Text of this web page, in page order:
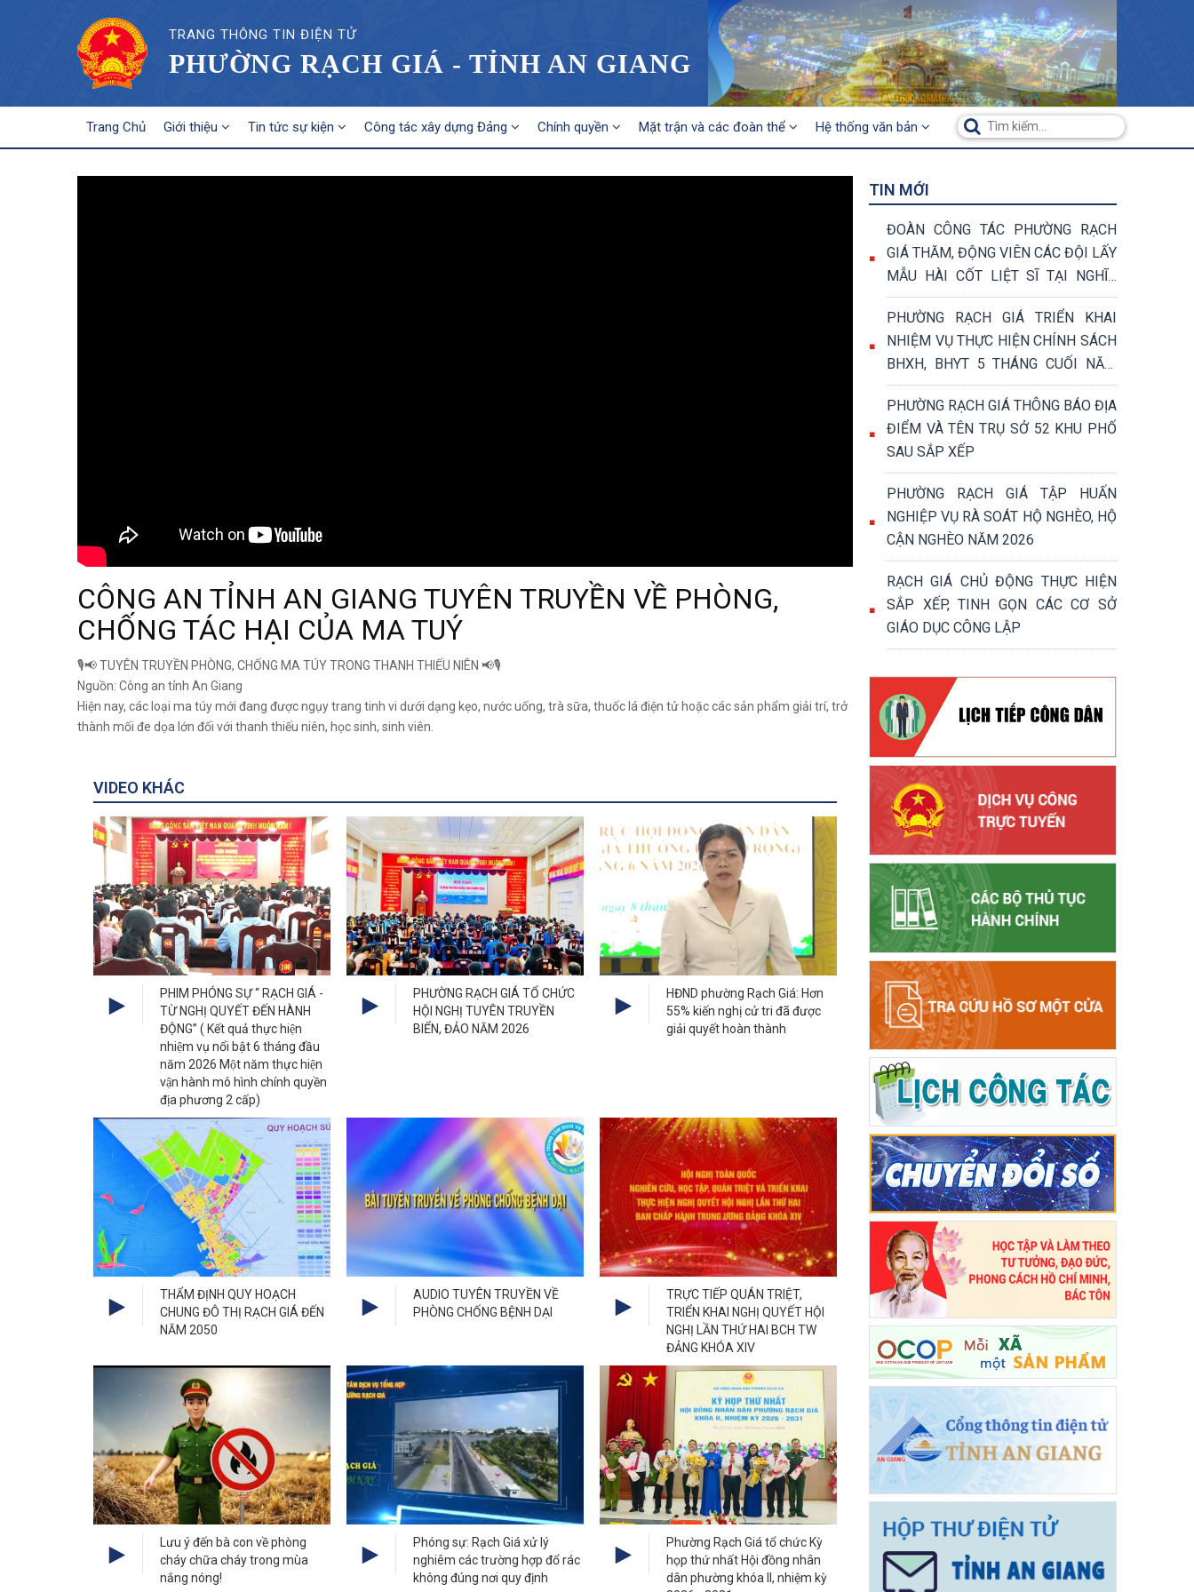
TRANG THÔNG TIN ĐIỆN TỬ
PHƯỜNG RẠCH GIÁ - TỈNH AN GIANG
NAVIGATION
Trang Chủ Giới thiệu Tin tức sự kiện Công tác xây dựng Đảng Chính quyền Mặt trận và các đoàn thể Hệ thống văn bản
CÔNG AN TỈNH AN GIANG TUYÊN TRUYỀN VỀ PHÒNG,
CHỐNG TÁC HẠI CỦA MA TUÝ
🎙️📢 TUYÊN TRUYỀN PHÒNG, CHỐNG MA TÚY TRONG THANH THIẾU NIÊN 📢🎙️
Nguồn: Công an tỉnh An Giang
Hiện nay, các loại ma túy mới đang được ngụy trang tinh vi dưới dạng kẹo, nước uống, trà sữa, thuốc lá điện tử hoặc các sản phẩm giải trí, trở
thành mối đe dọa lớn đối với thanh thiếu niên, học sinh, sinh viên.
VIDEO KHÁC
PHIM PHÓNG SỰ “ RẠCH GIÁ -
TỪ NGHỊ QUYẾT ĐẾN HÀNH
ĐỘNG” ( Kết quả thực hiện
nhiệm vụ nổi bật 6 tháng đầu
năm 2026 Một năm thực hiện
vận hành mô hình chính quyền
địa phương 2 cấp)
PHƯỜNG RẠCH GIÁ TỔ CHỨC
HỘI NGHỊ TUYÊN TRUYỀN
BIỂN, ĐẢO NĂM 2026
HĐND phường Rạch Giá: Hơn
55% kiến nghị cử tri đã được
giải quyết hoàn thành
THẨM ĐỊNH QUY HOẠCH
CHUNG ĐÔ THỊ RẠCH GIÁ ĐẾN
NĂM 2050
AUDIO TUYÊN TRUYỀN VỀ
PHÒNG CHỐNG BỆNH DẠI
TRỰC TIẾP QUÁN TRIỆT,
TRIỂN KHAI NGHỊ QUYẾT HỘI
NGHỊ LẦN THỨ HAI BCH TW
ĐẢNG KHÓA XIV
Lưu ý đến bà con về phòng
cháy chữa cháy trong mùa
nắng nóng!
Phóng sự: Rạch Giá xử lý
nghiêm các trường hợp đổ rác
không đúng nơi quy định
Phường Rạch Giá tổ chức Kỳ
họp thứ nhất Hội đồng nhân
dân phường khóa II, nhiệm kỳ
TIN MỚI
ĐOÀN CÔNG TÁC PHƯỜNG RẠCH
GIÁ THĂM, ĐỘNG VIÊN CÁC ĐỘI LẤY
MẪU HÀI CỐT LIỆT SĨ TẠI NGHĨA
TRANG LIỆT SĨ TỈNH AN GIANG
PHƯỜNG RẠCH GIÁ TRIỂN KHAI
NHIỆM VỤ THỰC HIỆN CHÍNH SÁCH
BHXH, BHYT 5 THÁNG CUỐI NĂM
2026
PHƯỜNG RẠCH GIÁ THÔNG BÁO ĐỊA
ĐIỂM VÀ TÊN TRỤ SỞ 52 KHU PHỐ
SAU SẮP XẾP
PHƯỜNG RẠCH GIÁ TẬP HUẤN
NGHIỆP VỤ RÀ SOÁT HỘ NGHÈO, HỘ
CẬN NGHÈO NĂM 2026
RẠCH GIÁ CHỦ ĐỘNG THỰC HIỆN
SẮP XẾP, TINH GỌN CÁC CƠ SỞ
GIÁO DỤC CÔNG LẬP